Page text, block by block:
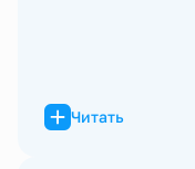
Читать